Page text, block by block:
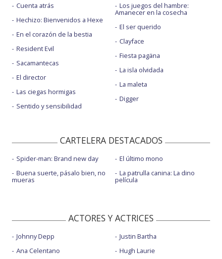
Cuenta atrás
Hechizo: Bienvenidos a Hexe
En el corazón de la bestia
Resident Evil
Sacamantecas
El director
Las ciegas hormigas
Sentido y sensibilidad
Los juegos del hambre:
Amanecer en la cosecha
El ser querido
Clayface
Fiesta pagäna
La isla olvidada
La maleta
Digger
CARTELERA DESTACADOS
Spider-man: Brand new day
Buena suerte, pásalo bien, no
mueras
El último mono
La patrulla canina: La dino
película
ACTORES Y ACTRICES
Johnny Depp
Ana Celentano
Justin Bartha
Hugh Laurie